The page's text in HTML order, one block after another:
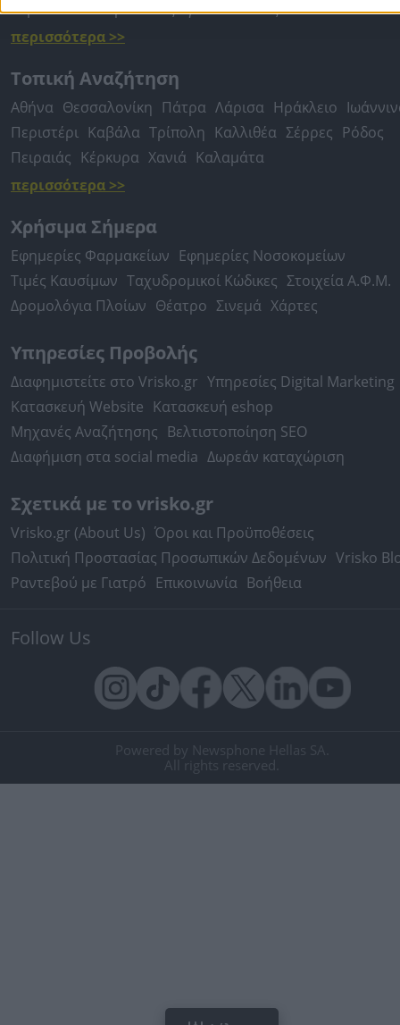
Υδραυλικοί - Υδραυλικές Εγκαταστάσεις
περισσότερα >>
Τοπική Αναζήτηση
Αθήνα Θεσσαλονίκη Πάτρα Λάρισα Ηράκλειο
Περιστέρι Καβάλα Τρίπολη Καλλιθέα Σέρρες Ρόδος
Πειραιάς Κέρκυρα Χανιά Καλαμάτα
περισσότερα >>
Χρήσιμα Σήμερα
Εφημερίες Φαρμακείων Εφημερίες Νοσοκομείων
Τιμές Καυσίμων Ταχυδρομικοί Κώδικες Στοιχεία Α.Φ.Μ.
Δρομολόγια Πλοίων Θέατρο Σινεμά Χάρτες
Υπηρεσίες Προβολής
Διαφημιστείτε στο Vrisko.gr Υπηρεσίες Digital Marketing
Κατασκευή Website Κατασκευή eshop
Μηχανές Αναζήτησης Βελτιστοποίηση SEO
Διαφήμιση στα social media Δωρεάν καταχώριση
Σχετικά με το vrisko.gr
Vrisko.gr (About Us) Όροι και Προϋποθέσεις
Πολιτική Προστασίας Προσωπικών Δεδομένων Vrisko
Ραντεβού με Γιατρό Επικοινωνία Βοήθεια
Follow Us
Powered by Newsphone Hellas SA.
All rights reserved.